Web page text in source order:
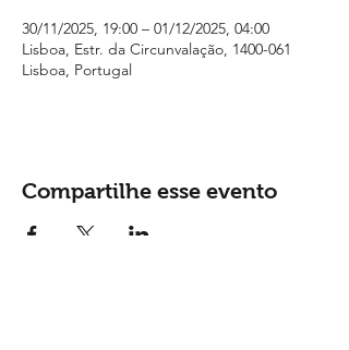
30/11/2025, 19:00 – 01/12/2025, 04:00
Lisboa, Estr. da Circunvalação, 1400-061
Lisboa, Portugal
Compartilhe esse evento